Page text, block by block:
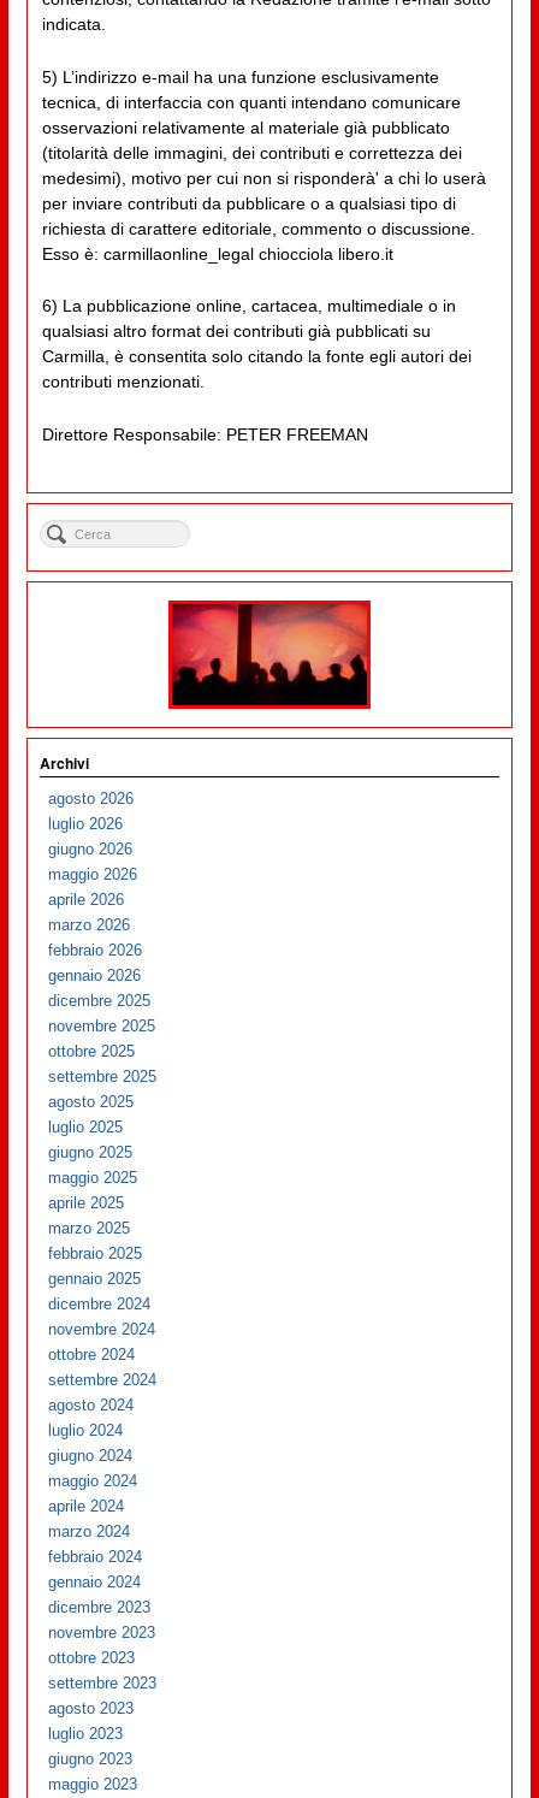
indicata.
5) L’indirizzo e-mail ha una funzione esclusivamente
tecnica, di interfaccia con quanti intendano comunicare
osservazioni relativamente al materiale già pubblicato
(titolarità delle immagini, dei contributi e correttezza dei
medesimi), motivo per cui non si risponderà' a chi lo userà
per inviare contributi da pubblicare o a qualsiasi tipo di
richiesta di carattere editoriale, commento o discussione.
Esso è: carmillaonline_legal chiocciola libero.it
6) La pubblicazione online, cartacea, multimediale o in
qualsiasi altro format dei contributi già pubblicati su
Carmilla, è consentita solo citando la fonte egli autori dei
contributi menzionati.
Direttore Responsabile: PETER FREEMAN
Archivi
agosto 2026
luglio 2026
giugno 2026
maggio 2026
aprile 2026
marzo 2026
febbraio 2026
gennaio 2026
dicembre 2025
novembre 2025
ottobre 2025
settembre 2025
agosto 2025
luglio 2025
giugno 2025
maggio 2025
aprile 2025
marzo 2025
febbraio 2025
gennaio 2025
dicembre 2024
novembre 2024
ottobre 2024
settembre 2024
agosto 2024
luglio 2024
giugno 2024
maggio 2024
aprile 2024
marzo 2024
febbraio 2024
gennaio 2024
dicembre 2023
novembre 2023
ottobre 2023
settembre 2023
agosto 2023
luglio 2023
giugno 2023
maggio 2023